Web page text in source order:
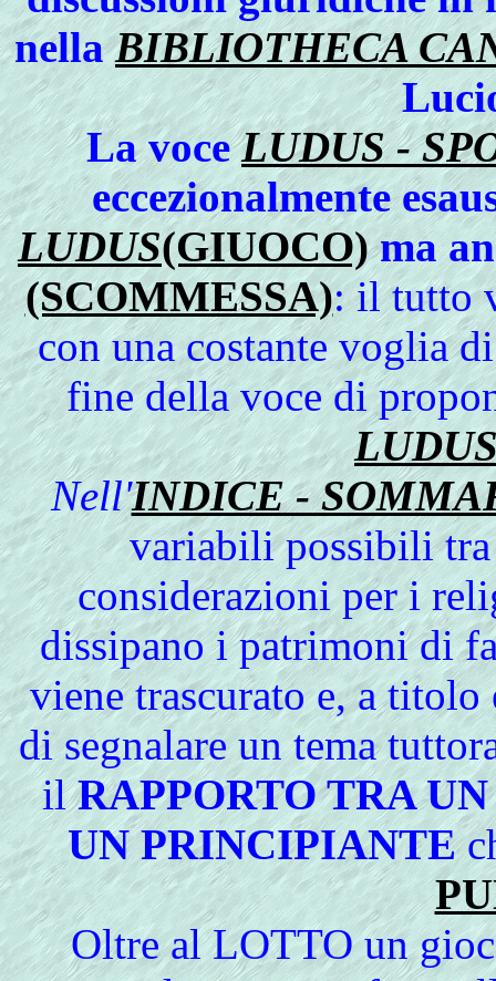
nellaBIBLIOTHECA
La voceLUDUS -
eccezionalmente
LUDUS(GIUOCO)ma
(SCOMMESSA): il tutto
con una costante voglia
fine della voce di
Nell'INDICE -
variabili possibili
considerazioni per i
dissipano i patrimoni di
viene trascurato e, a
di segnalare un tema
ilRAPPORTO TRA
UN PRINCIPIANTE
Oltre al LOTTO un